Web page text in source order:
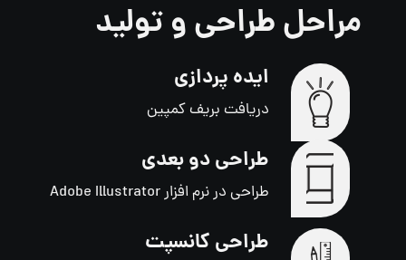
مراحل طراحی و تولید
ایده پردازی
دریافت بریف کمپین
طراحی کانسپت
طراحی دو بعدی
طراحی در نرم افزار Adobe Illustrator